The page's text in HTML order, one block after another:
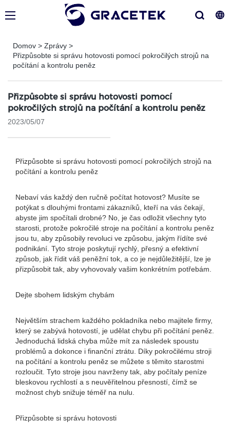
Domov > Zprávy >
Přizpůsobte si správu hotovosti pomocí pokročilých strojů na
počítání a kontrolu peněz
Přizpůsobte si správu hotovosti pomocí
pokročilých strojů na počítání a kontrolu peněz
2023/05/07
Přizpůsobte si správu hotovosti pomocí pokročilých strojů na
počítání a kontrolu peněz
Nebaví vás každý den ručně počítat hotovost? Musíte se
potýkat s dlouhými frontami zákazníků, kteří na vás čekají,
abyste jim spočítali drobné? No, je čas odložit všechny tyto
starosti, protože pokročilé stroje na počítání a kontrolu peněz
jsou tu, aby způsobily revoluci ve způsobu, jakým řídíte své
podnikání. Tyto stroje poskytují rychlý, přesný a efektivní
způsob, jak řídit váš peněžní tok, a co je nejdůležitější, lze je
přizpůsobit tak, aby vyhovovaly vašim konkrétním potřebám.
Dejte sbohem lidským chybám
Největším strachem každého pokladníka nebo majitele firmy,
který se zabývá hotovostí, je udělat chybu při počítání peněz.
Jednoduchá lidská chyba může mít za následek spoustu
problémů a dokonce i finanční ztrátu. Díky pokročilému stroji
na počítání a kontrolu peněz se můžete s těmito starostmi
rozloučit. Tyto stroje jsou navrženy tak, aby počítaly peníze
bleskovou rychlostí a s neuvěřitelnou přesností, čímž se
možnost chyb snižuje téměř na nulu.
Přizpůsobte si správu hotovosti